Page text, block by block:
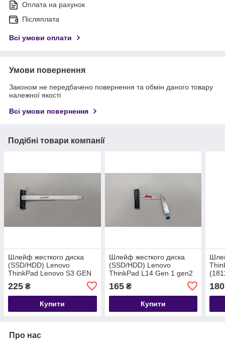
Оплата на рахунок
Післяплата
Всі умови оплати
Умови повернення
Законом не передбачено повернення та обмін даного товару
належної якості
Всі умови повернення
Подібні товари компанії
Шлейф жесткого диска
(SSD/HDD) Lenovo
ThinkPad Lenovo S3 GEN
2 L14 E14 Gen 1 2 (K791)
225 ₴
Купити
Шлейф жесткого диска
(SSD/HDD) Lenovo
ThinkPad L14 Gen 1 gen2
165₴
Купити
180
Про нас